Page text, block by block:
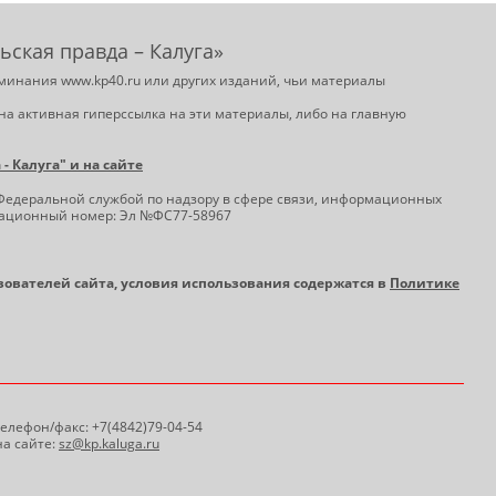
правда – Калуга»
www.kp40.ru или других изданий, чьи материалы
активная гиперссылка на эти материалы, либо на главную
Калуга" и на сайте
службой по надзору в сфере связи, информационных
номер: Эл №ФС77-58967
сайта, условия использования содержатся в Политике
факс: +7(4842)79-04-54
сайте:sz@kp.kaluga.ru